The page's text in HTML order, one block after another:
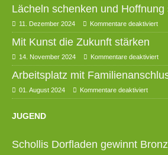
Lächeln schenken und Hoffnung
11. Dezember 2024 Kommentare deaktiviert
Mit Kunst die Zukunft stärken
14. November 2024 Kommentare deaktiviert
Arbeitsplatz mit
01. August 2024 Kommentare deaktiviert
JUGEND
Schollis Dorfladen gewinnt